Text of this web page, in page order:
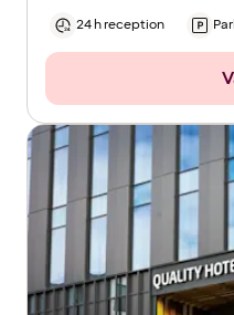
24 h reception